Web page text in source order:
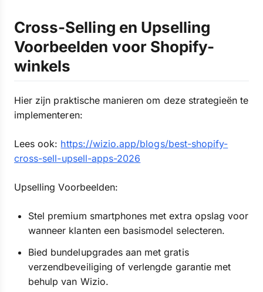
Cross-Selling en Upselling
Voorbeelden voor Shopify-
winkels
Hier zijn praktische manieren om deze strategieën te
implementeren:
Lees ook: https://wizio.app/blogs/best-shopify-
cross-sell-upsell-apps-2026
Upselling Voorbeelden:
Stel premium smartphones met extra opslag voor
wanneer klanten een basismodel selecteren.
Bied bundelupgrades aan met gratis
verzendbeveiliging of verlengde garantie met
behulp van Wizio.